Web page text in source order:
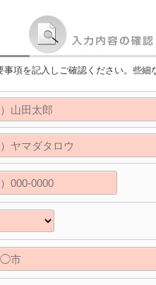
事項を記入しご確認ください。些